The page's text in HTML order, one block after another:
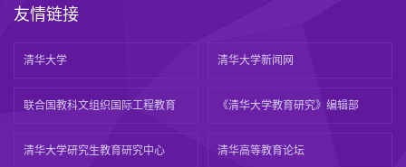
友情链接
清华大学 清华大学新闻网
联合国教科文组织国际工程教育 《清华大学教育研究》编辑部
清华大学研究生教育研究中心 清华高等教育论坛